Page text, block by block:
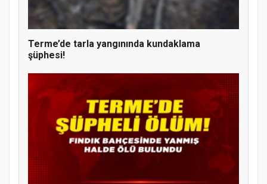
Terme’de tarla yangınında kundaklama
şüphesi!